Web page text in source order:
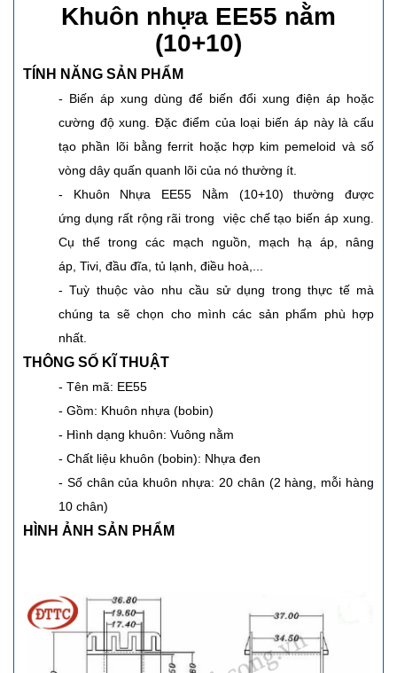
Khuôn nhựa EE55 nằm
(10+10)
TÍNH NĂNG SẢN PHẨM
- Biến áp xung dùng để biến đổi xung điện áp hoặc
cường độ xung. Đặc điểm của loại biến áp này là cấu
tạo phần lõi bằng ferrit hoặc hợp kim pemeloid và số
vòng dây quấn quanh lõi của nó thường ít.
- Khuôn Nhựa EE55 Nằm (10+10) thường được
ứng dụng rất rộng rãi trong việc chế tạo biến áp xung.
Cụ thể trong các mạch nguồn, mạch hạ áp, nâng
áp, Tivi, đầu đĩa, tủ lạnh, điều hoà,...
- Tuỳ thuộc vào nhu cầu sử dụng trong thực tế mà
chúng ta sẽ chọn cho mình các sản phẩm phù hợp
nhất.
THÔNG SỐ KĨ THUẬT
- Tên mã: EE55
- Gồm: Khuôn nhựa (bobin)
- Hình dạng khuôn: Vuông nằm
- Chất liệu khuôn (bobin): Nhựa đen
- Số chân của khuôn nhựa: 20 chân (2 hàng, mỗi hàng
10 chân)
HÌNH ẢNH SẢN PHẨM